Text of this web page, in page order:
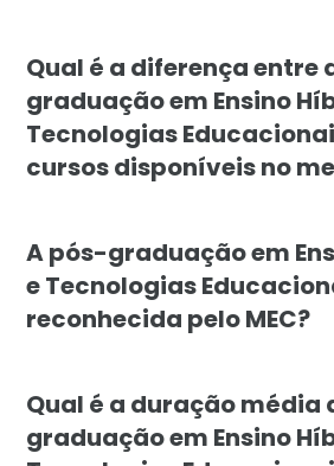
Qual é a diferença entre
graduação em Ensino
Tecnologias
cursos disponíveis no
A pós-graduação em
e Tecnologias
reconhecida pelo MEC?
Qual é a duração média
graduação em Ensino